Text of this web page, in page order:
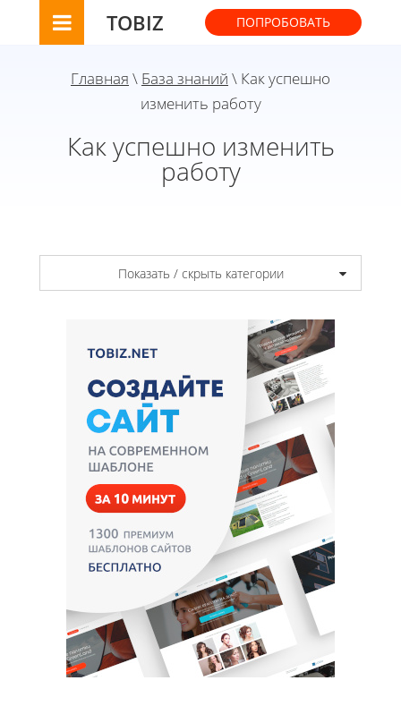
TOBIZ ПОПРОБОВАТЬ
Главная \ База знаний \ Как успешно
изменить работу
Как успешно изменить
работу
Показать / скрыть категории